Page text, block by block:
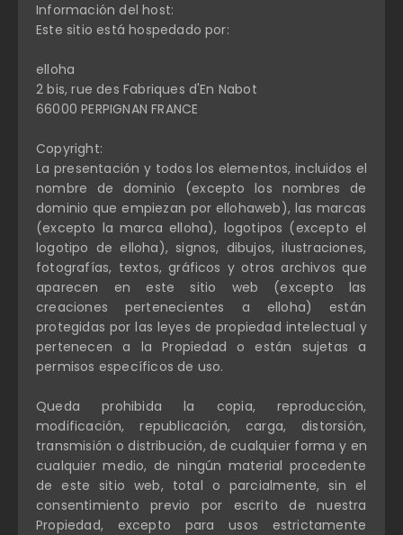
Información del host:
Este sitio está hospedado por:
elloha
2 bis, rue des Fabriques d'En Nabot
66000 PERPIGNAN FRANCE
Copyright:
La presentación y todos los elementos, incluidos el
nombre de dominio (excepto los nombres de
dominio que empiezan por ellohaweb), las marcas
(excepto la marca elloha), logotipos (excepto el
logotipo de elloha), signos, dibujos, ilustraciones,
fotografías, textos, gráficos y otros archivos que
aparecen en este sitio web (excepto las
creaciones pertenecientes a elloha) están
protegidas por las leyes de propiedad intelectual y
pertenecen a la Propiedad o están sujetas a
permisos específicos de uso.
Queda prohibida la copia, reproducción,
modificación, republicación, carga, distorsión,
transmisión o distribución, de cualquier forma y en
cualquier medio, de ningún material procedente
de este sitio web, total o parcialmente, sin el
consentimiento previo por escrito de nuestra
Propiedad, excepto para usos estrictamente